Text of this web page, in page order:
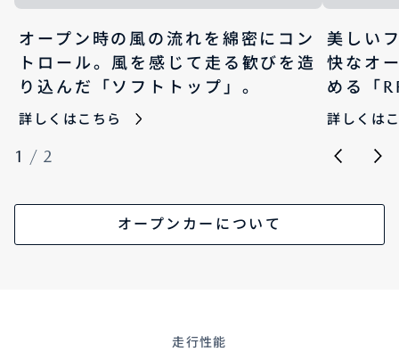
オープン時の風の流れを綿密にコン
トロール。風を感じて走る歓びを造
り込んだ「ソフトトップ」。
詳しくはこちら
美しい
快なオ
める「
詳しくは
1 / 2
オープンカーについて
走行性能